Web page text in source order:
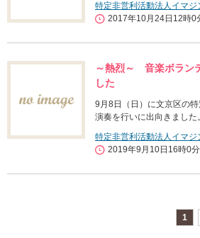
特定非営利活動法人イマジ
2017年10月24日12時0
～熱烈～ 音楽ボラン
した
9月8日（日）に文京区の
演奏を行いに出向きまし
特定非営利活動法人イマジ
2019年9月10日16時0分
1